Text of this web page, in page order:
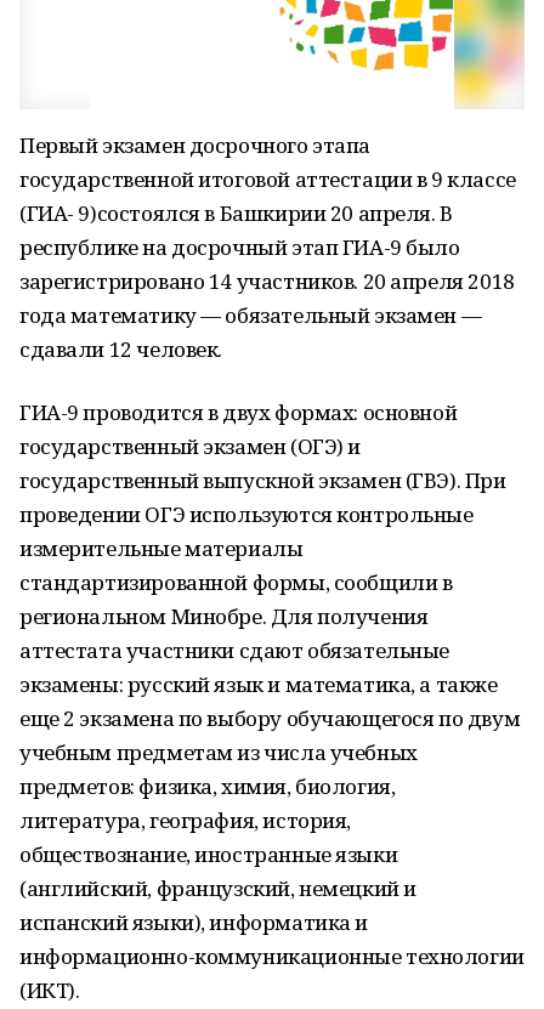
Первый экзамен досрочного этапа
государственной итоговой аттестации в 9 классе
(ГИА- 9)состоялся в Башкирии 20 апреля. В
республике на досрочный этап ГИА-9 было
зарегистрировано 14 участников. 20 апреля 2018
года математику — обязательный экзамен —
сдавали 12 человек.
ГИА-9 проводится в двух формах: основной
государственный экзамен (ОГЭ) и
государственный выпускной экзамен (ГВЭ). При
проведении ОГЭ используются контрольные
измерительные материалы
стандартизированной формы, сообщили в
региональном Минобре. Для получения
аттестата участники сдают обязательные
экзамены: русский язык и математика, а также
еще 2 экзамена по выбору обучающегося по двум
учебным предметам из числа учебных
предметов: физика, химия, биология,
литература, география, история,
обществознание, иностранные языки
(английский, французский, немецкий и
испанский языки), информатика и
информационно-коммуникационные технологии
(ИКТ).